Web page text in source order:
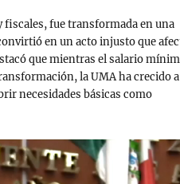
fiscales, fue transformada en una
en un acto injusto que
que mientras el salario
la UMA ha crecido a
necesidades básicas como